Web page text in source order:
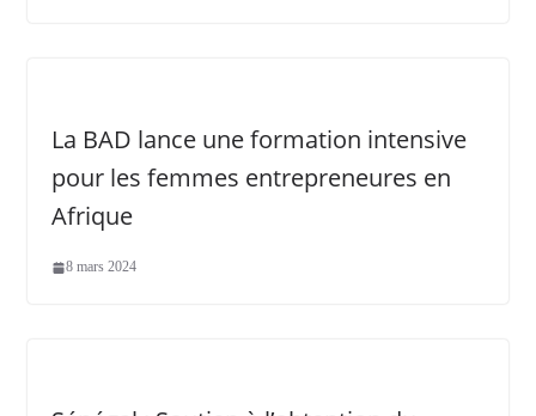
La BAD lance une formation intensive
pour les femmes entrepreneures en
Afrique
8 mars 2024